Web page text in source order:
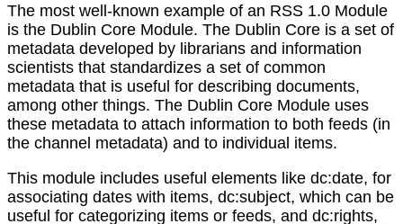
The most well-known example of an RSS 1.0 Module
is the Dublin Core Module. The Dublin Core is a set of
metadata developed by librarians and information
scientists that standardizes a set of common
metadata that is useful for describing documents,
among other things. The Dublin Core Module uses
these metadata to attach information to both feeds (in
the channel metadata) and to individual items.
This module includes useful elements like dc:date, for
associating dates with items, dc:subject, which can be
useful for categorizing items or feeds, and dc:rights,